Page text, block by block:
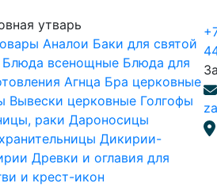
утварь
Аналои Баки для святой
Блюда всенощные Блюда для
Агнца Бра церковные
Вывески церковные Голгофы
раки Дароносицы
Дикирии-
Древки и оглавия для
и крест-икон